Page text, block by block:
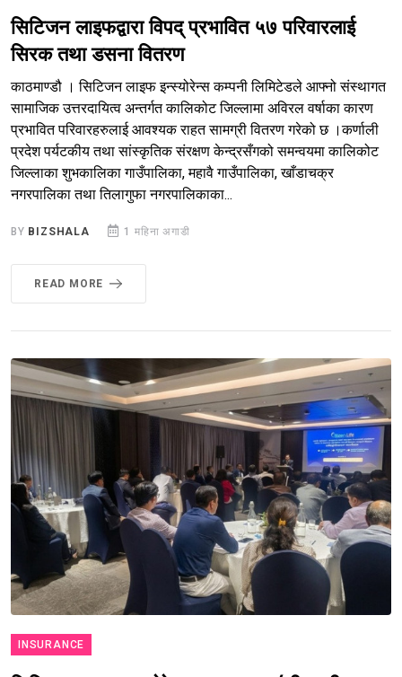
सिटिजन लाइफद्वारा विपद् प्रभावित ५७ परिवारलाई
सिरक तथा डसना वितरण
काठमाण्डौ । सिटिजन लाइफ इन्स्योरेन्स कम्पनी लिमिटेडले आफ्नो संस्थागत
सामाजिक उत्तरदायित्व अन्तर्गत कालिकोट जिल्लामा अविरल वर्षाका कारण
प्रभावित परिवारहरुलाई आवश्यक राहत सामग्री वितरण गरेको छ ।कर्णाली
प्रदेश पर्यटकीय तथा सांस्कृतिक संरक्षण केन्द्रसँगको समन्वयमा कालिकोट
जिल्लाका शुभकालिका गाउँपालिका, महावै गाउँपालिका, खाँडाचक्र
नगरपालिका तथा तिलागुफा नगरपालिकाका...
BY BIZSHALA 1 महिना अगाडी
READ MORE
INSURANCE